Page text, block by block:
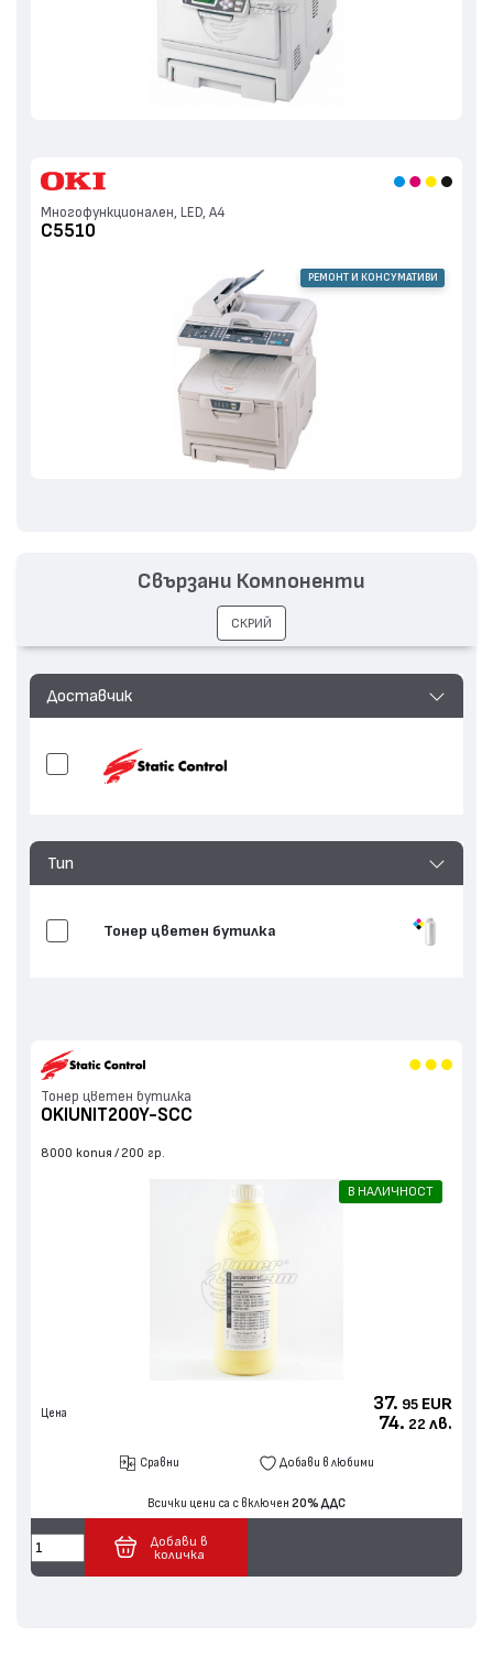
Многофункционален, LED, А4
C5510
РЕМОНТ И КОНСУМАТИВИ
Доставчик
Тип
Тонер цветен бутилка
Тонер цветен бутилка
OKIUNIT200Y-SCC
8000 копия 200 гр.
В НАЛИЧНОСТ
Цена 37. 95 EUR
74. 22 лв.
Сравни Добави в любими
Всички цени са с включен 20% ДДС
Добави в
количка
Свързани Компоненти
СКРИЙ